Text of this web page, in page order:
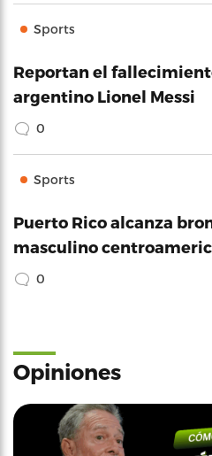
Sports
Reportan el
argentino Lionel Messi
0
Sports
Puerto Rico alcanza
masculino
0
Opiniones